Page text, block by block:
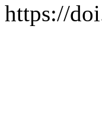
https://